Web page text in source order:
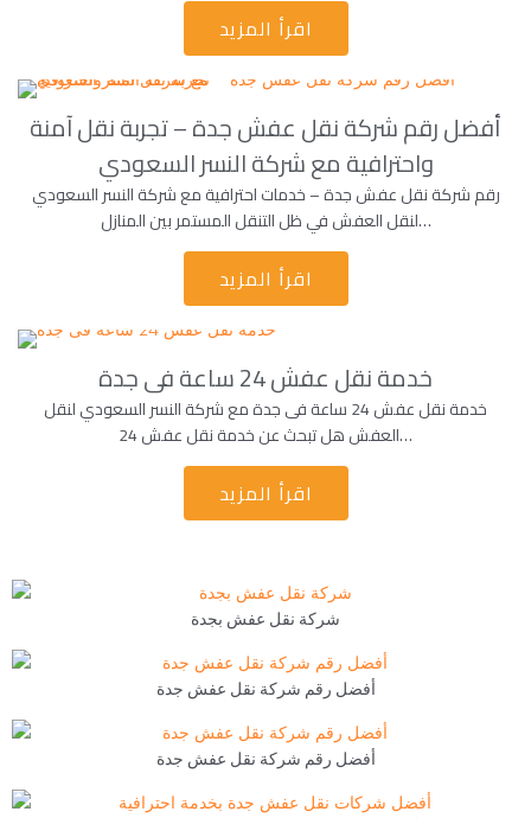
اقرأ المزيد
أفضل رقم شركة نقل عفش جدة – تجربة نقل آمنة
واحترافية مع شركة النسر السعودي
رقم شركة نقل عفش جدة – خدمات احترافية مع شركة النسر السعودي
لنقل العفش في ظل التنقل المستمر بين المنازل…
اقرأ المزيد
خدمة نقل عفش 24 ساعة فى جدة
خدمة نقل عفش 24 ساعة فى جدة مع شركة النسر السعودي لنقل
العفش هل تبحث عن خدمة نقل عفش 24…
اقرأ المزيد
شركة نقل عفش بجدة
أفضل رقم شركة نقل عفش جدة
أفضل رقم شركة نقل عفش جدة